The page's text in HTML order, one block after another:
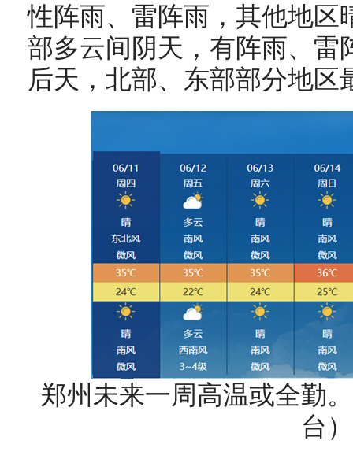
性阵雨、雷阵雨，其他地区
部多云间阴天，有阵雨、雷
后天，北部、东部部分地区
郑州未来一周高温或全勤
台）